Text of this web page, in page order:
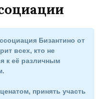
Бизантино от
всех, кто не
к её различным
принять участь